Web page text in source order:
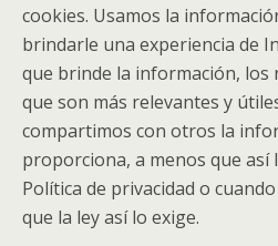
cookies. Usamos la
brindarle una experiencia de
que brinde la información, los
que son más relevantes y
compartimos con otros la
proporciona, a menos que así
Política de privacidad o
que la ley así lo exige.